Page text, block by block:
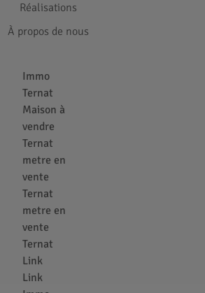
Réalisations
À propos de nous
Immo
Ternat
Maison à
vendre
Ternat
metre en
vente
Ternat
metre en
vente
Ternat
Link
Link